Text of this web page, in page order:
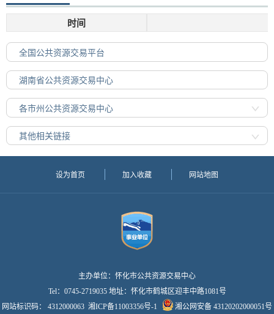
时间
全国公共资源交易平台
湖南省公共资源交易中心
各市州公共资源交易中心
其他相关链接
设为首页 加入收藏 网站地图
主办单位：怀化市公共资源交易中心
Tel：0745-2719035 地址：怀化市鹤城区迎丰中路1081号
网站标识码： 4312000063 湘ICP备11003356号-1 湘公网安备 43120202000051号